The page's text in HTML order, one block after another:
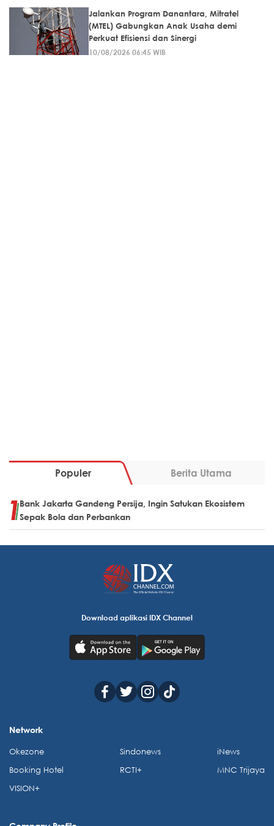
Jalankan Program Danantara, Mitratel
(MTEL) Gabungkan Anak Usaha demi
Perkuat Efisiensi dan Sinergi
10/08/2026 06:45 WIB
Populer Berita Utama
Bank Jakarta Gandeng Persija, Ingin Satukan Ekosistem
Sepak Bola dan Perbankan
Download aplikasi IDX Channel
Network
Okezone
Booking Hotel
VISION+
Sindonews
RCTI+
iNews
MNC Trijaya